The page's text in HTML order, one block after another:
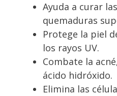
Ayuda a curar
quemaduras
Protege la piel
los rayos UV.
Combate la
ácido hidróxido.
Elimina las